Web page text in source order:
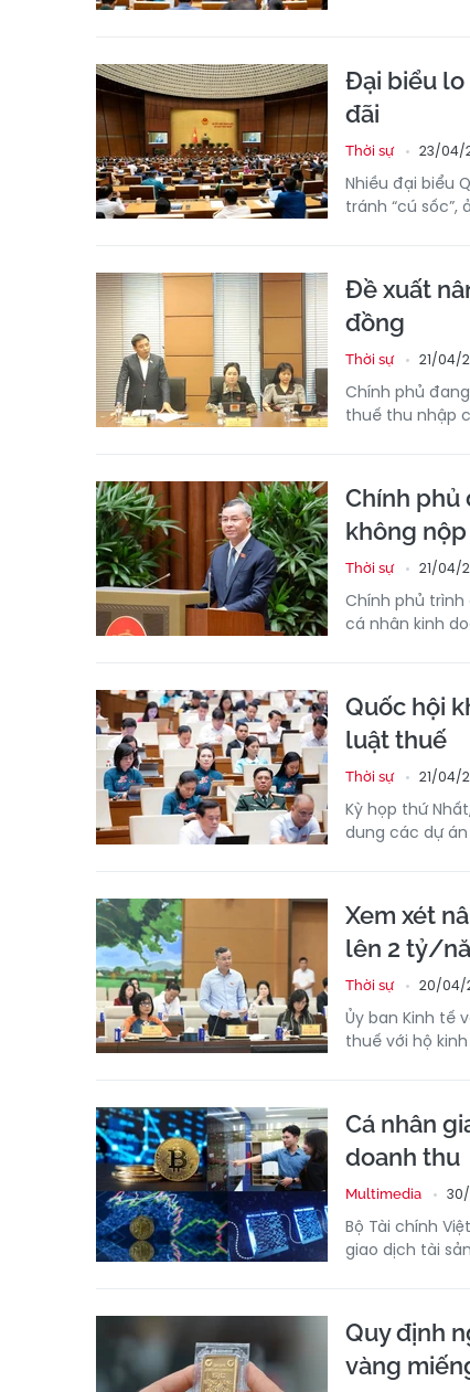
Đại biểu lo
đãi
Thời sự 23/04/
Nhiều đại biểu
tránh “cú sốc”,
Đề xuất
đồng
Thời sự 21/04/
Chính phủ
thuế thu nhập
Chính phủ
không
Thời sự 21/04/
Chính phủ
cá nhân kinh
Quốc hội
luật thuế
Thời sự 21/04/
Kỳ họp thứ
dung các dự
Xem xét
lên 2 tỷ/
Thời sự 20/04/
Ủy ban Kinh tế
thuế với hộ
Cá nhân
doanh thu
Multimedia
Bộ Tài chính
giao dịch tài
Quy định
vàng